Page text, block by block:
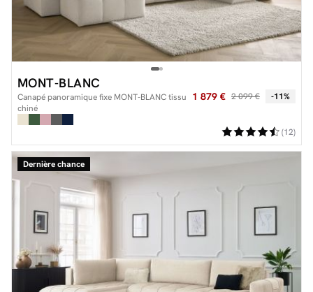
MONT-BLANC
Canapé panoramique fixe MONT-BLANC tissu
chiné
1 879 € 2 099 € -11%
(12)
Dernière chance